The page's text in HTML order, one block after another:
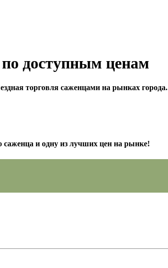
доступным ценам
торговля саженцами на рынках города.
и одну из лучших цен на рынке!